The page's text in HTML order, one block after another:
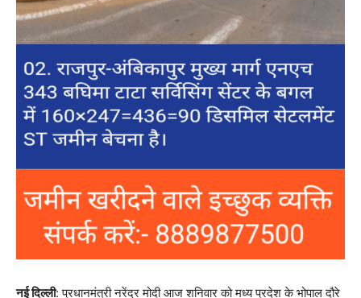
नई दिल्ली: प्रधानमंत्री नरेंद्र मोदी आज शनिवार को मध्य प्रदेश के भोपाल दौरे